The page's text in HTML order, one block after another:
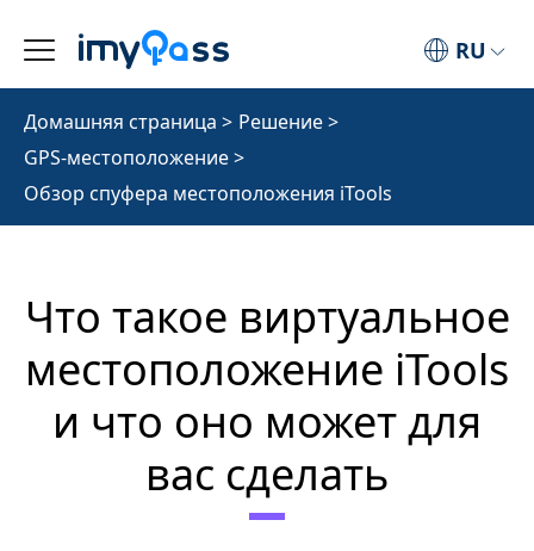
RU
Домашняя страница > Решение>
GPS-местоположение>
Обзор спуфера местоположения iTools
Что такое виртуальное
местоположение iTools
и что оно может для
вас сделать